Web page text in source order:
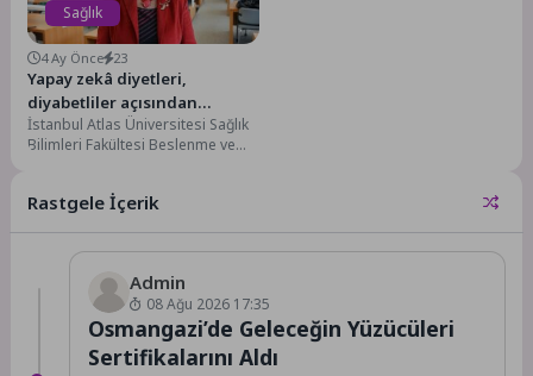
Sağlık
4 Ay Önce 23
Yapay zekâ diyetleri,
diyabetliler açısından
güvenli mi?
İstanbul Atlas Üniversitesi Sağlık
Bilimleri Fakültesi Beslenme ve
Rastgele İçerik
Admin
08 Ağu 2026 17:35
Osmangazi’de Geleceğin Yüzücüleri
Sertifikalarını Aldı